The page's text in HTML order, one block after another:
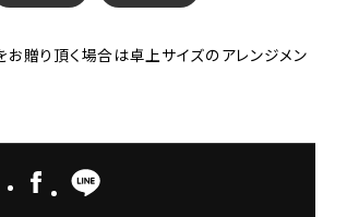
贈り頂く場合は卓上サイズのアレンジメン